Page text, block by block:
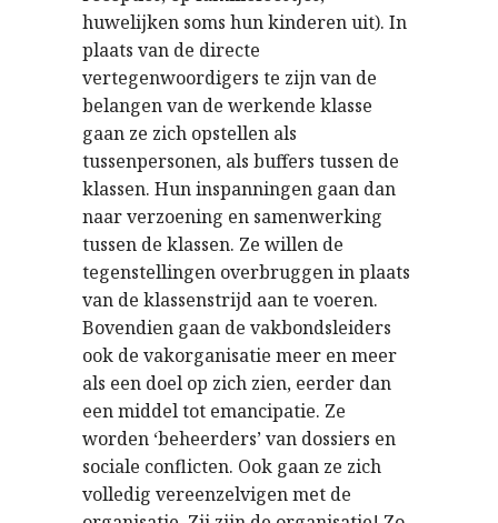
huwelijken soms hun kinderen uit). In
plaats van de directe
vertegenwoordigers te zijn van de
belangen van de werkende klasse
gaan ze zich opstellen als
tussenpersonen, als buffers tussen de
klassen. Hun inspanningen gaan dan
naar verzoening en samenwerking
tussen de klassen. Ze willen de
tegenstellingen overbruggen in plaats
van de klassenstrijd aan te voeren.
Bovendien gaan de vakbondsleiders
ook de vakorganisatie meer en meer
als een doel op zich zien, eerder dan
een middel tot emancipatie. Ze
worden ‘beheerders’ van dossiers en
sociale conflicten. Ook gaan ze zich
volledig vereenzelvigen met de